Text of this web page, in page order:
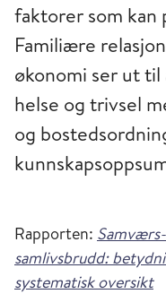
faktorer som kan
Familiære
økonomi ser ut til
helse og trivsel
og
Rapporten:
samlivsbrudd:
systematisk oversikt